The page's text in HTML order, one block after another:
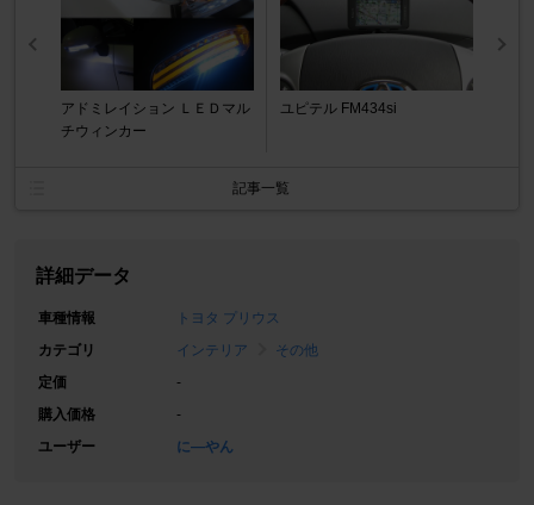
アドミレイション ＬＥＤマル
チウィンカー
ユピテル FM434si
記事一覧
詳細データ
車種情報
トヨタ プリウス
カテゴリ
インテリア
その他
定価
-
購入価格
-
ユーザー
に―やん